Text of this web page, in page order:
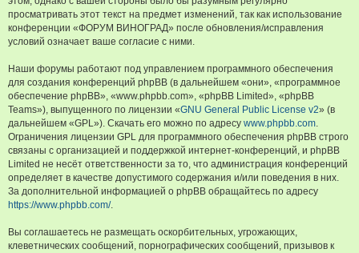
просматривать этот текст на предмет изменений, так как использование
конференции «ФОРУМ ВИНОГРАД» после обновления/исправления
условий означает ваше согласие с ними.
Наши форумы работают под управлением программного обеспечения
для создания конференций phpBB (в дальнейшем «они», «программное
обеспечение phpBB», «www.phpbb.com», «phpBB Limited», «phpBB
Teams»), выпущенного по лицензии «GNU General Public License v2» (в
дальнейшем «GPL»). Скачать его можно по адресу www.phpbb.com.
Ограничения лицензии GPL для программного обеспечения phpBB строго
связаны с организацией и поддержкой интернет-конференций, и phpBB
Limited не несёт ответственности за то, что администрация конференций
определяет в качестве допустимого содержания и/или поведения в них.
За дополнительной информацией о phpBB обращайтесь по адресу
https://www.phpbb.com/.
Вы соглашаетесь не размещать оскорбительных, угрожающих,
клеветнических сообщений, порнографических сообщений, призывов к